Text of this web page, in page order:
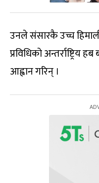
उनले संसारकै उच्च
प्रविधिको अन्तर्राष्ट्रिय
आह्वान गरिन् ।